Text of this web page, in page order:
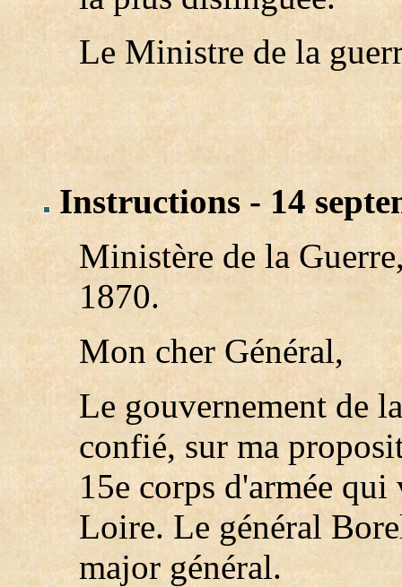
Le Ministre de la
Instructions - 14
Ministère de la
1870.
Mon cher Général,
Le gouvernement de
confié, sur ma
15e corps d'armée
Loire. Le général
major général.